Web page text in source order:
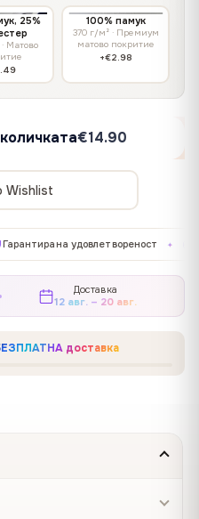
25%
Матово
100% памук
370 г/м² · Премиум
матово покритие
+€2.98
€14.90
Wishlist
удовлетвореност ✦
Доставка
12 авг. – 20 авг.
доставка